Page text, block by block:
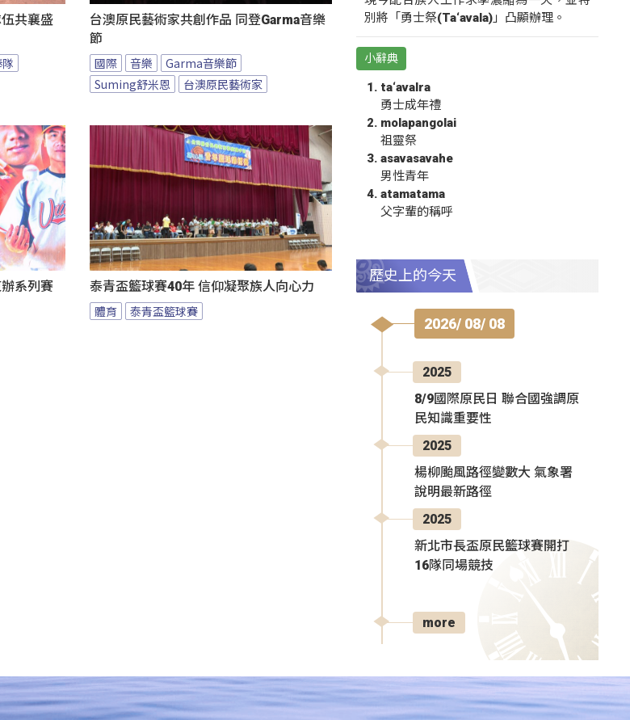
共襄盛
台澳原民藝術家共創作品 同登Garma音樂
節
國際 音樂
Garma音樂節
Suming舒米恩
台澳原民藝術家
系列賽 泰青盃籃球賽40年 信仰凝聚族人向心力
體育 泰青盃籃球賽
別將「勇士祭(Ta‘avala)」凸顯辦理。
小辭典
ta‘avalra
勇士成年禮
molapangolai
祖靈祭
asavasavahe
男性青年
atamatama
父字輩的稱呼
歷史上的今天
2026/ 08/ 08
2025
8/9國際原民日 聯合國強調原
民知識重要性
2025
楊柳颱風路徑變數大 氣象署
說明最新路徑
2025
新北市長盃原民籃球賽開打
16隊同場競技
more